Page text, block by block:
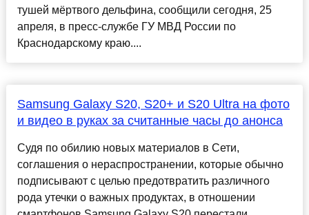
тушей мёртвого дельфина, сообщили сегодня, 25
апреля, в пресс-службе ГУ МВД России по
Краснодарскому краю....
Samsung Galaxy S20, S20+ и S20 Ultra на фото
и видео в руках за считанные часы до анонса
Судя по обилию новых материалов в Сети,
соглашения о нераспространении, которые обычно
подписывают с целью предотвратить различного
рода утечки о важных продуктах, в отношении